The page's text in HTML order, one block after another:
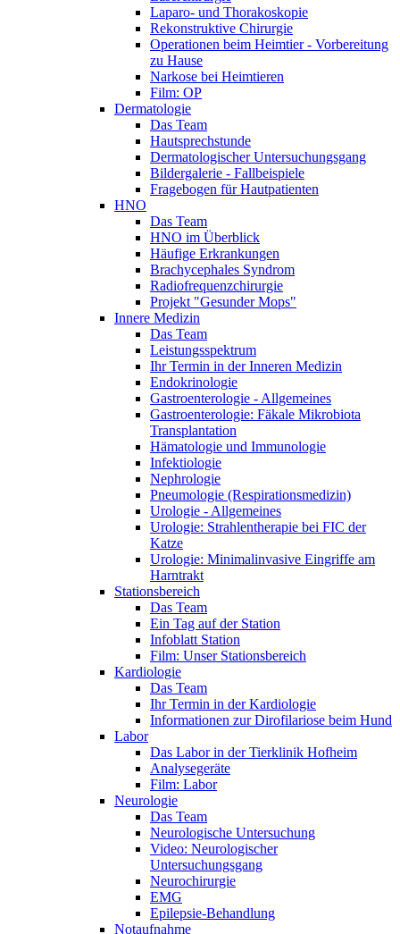
Laparo- und Thorakoskopie
Rekonstruktive Chirurgie
Operationen beim Heimtier - Vorbereitung
zu Hause
Narkose bei Heimtieren
Film: OP
Dermatologie
Das Team
Hautsprechstunde
Dermatologischer Untersuchungsgang
Bildergalerie - Fallbeispiele
Fragebogen für Hautpatienten
HNO
Das Team
HNO im Überblick
Häufige Erkrankungen
Brachycephales Syndrom
Radiofrequenzchirurgie
Projekt "Gesunder Mops"
Innere Medizin
Das Team
Leistungsspektrum
Ihr Termin in der Inneren Medizin
Endokrinologie
Gastroenterologie - Allgemeines
Gastroenterologie: Fäkale Mikrobiota
Transplantation
Hämatologie und Immunologie
Infektiologie
Nephrologie
Pneumologie (Respirationsmedizin)
Urologie - Allgemeines
Urologie: Strahlentherapie bei FIC der
Katze
Urologie: Minimalinvasive Eingriffe am
Harntrakt
Stationsbereich
Das Team
Ein Tag auf der Station
Infoblatt Station
Film: Unser Stationsbereich
Kardiologie
Das Team
Ihr Termin in der Kardiologie
Informationen zur Dirofilariose beim Hund
Labor
Das Labor in der Tierklinik Hofheim
Analysegeräte
Film: Labor
Neurologie
Das Team
Neurologische Untersuchung
Video: Neurologischer
Untersuchungsgang
Neurochirurgie
EMG
Epilepsie-Behandlung
Notaufnahme